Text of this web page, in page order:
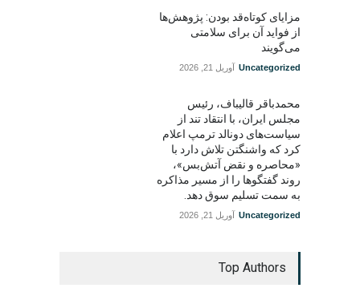
مزایای کوتاه‌قد بودن: پژوهش‌ها
از فواید آن برای سلامتی
می‌گویند
Uncategorized آوریل 21, 2026
محمدباقر قالیباف، رئیس
مجلس ایران، با انتقاد تند از
سیاست‌های دونالد ترمپ اعلام
کرد که واشنگتن تلاش دارد با
«محاصره و نقض آتش‌بس»،
روند گفتگوها را از مسیر مذاکره
به سمت تسلیم سوق دهد.
Uncategorized آوریل 21, 2026
Top Authors